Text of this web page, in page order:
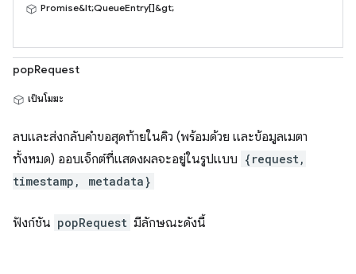
Promise&lt;QueueEntry[]&gt;
popRequest
เป็นโมฆะ
ลบและส่งกลับคำขอสุดท้ายในคิว (พร้อมด้วย และข้อมูลเมตา
ทั้งหมด) ออบเจ็กต์ที่แสดงผลจะอยู่ในรูปแบบ {request,
timestamp, metadata}
ฟังก์ชัน popRequest มีลักษณะดังนี้